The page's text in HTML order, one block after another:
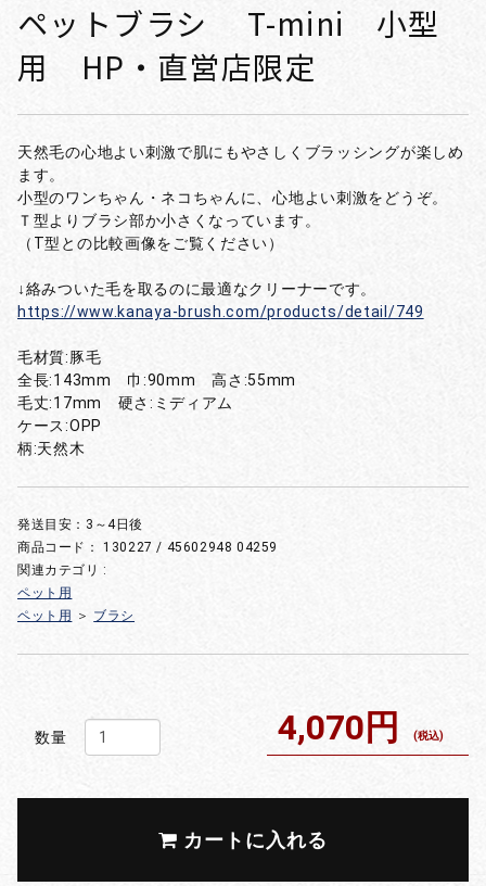
ペットブラシ T-mini 小型
用 HP・直営店限定
天然毛の心地よい刺激で肌にもやさしくブラッシングが楽しめ
ます。
小型のワンちゃん・ネコちゃんに、心地よい刺激をどうぞ。
Ｔ型よりブラシ部か小さくなっています。
（T型との比較画像をご覧ください）
↓絡みついた毛を取るのに最適なクリーナーです。
https://www.kanaya-brush.com/products/detail/749
毛材質:豚毛
全長:143mm 巾:90mm 高さ:55mm
毛丈:17mm 硬さ:ミディアム
ケース:OPP
柄:天然木
発送目安：3～4日後
商品コード：130227 / 45602948 04259
関連カテゴリ :
ペット用
ペット用
＞ ブラシ
数量 4,070円 (税込)
カートに入れる